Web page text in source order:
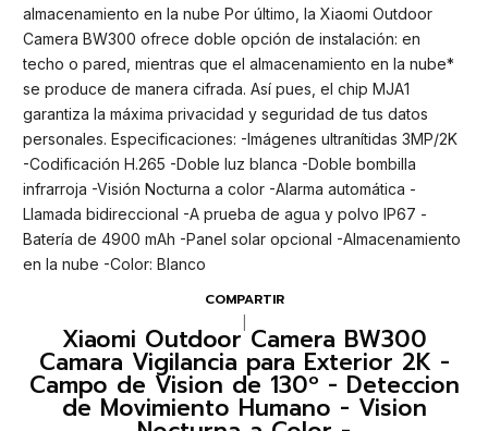
almacenamiento en la nube Por último, la Xiaomi Outdoor
Camera BW300 ofrece doble opción de instalación: en
techo o pared, mientras que el almacenamiento en la nube*
se produce de manera cifrada. Así pues, el chip MJA1
garantiza la máxima privacidad y seguridad de tus datos
personales. Especificaciones: -Imágenes ultranítidas 3MP/2K
-Codificación H.265 -Doble luz blanca -Doble bombilla
infrarroja -Visión Nocturna a color -Alarma automática -
Llamada bidireccional -A prueba de agua y polvo IP67 -
Batería de 4900 mAh -Panel solar opcional -Almacenamiento
en la nube -Color: Blanco
COMPARTIR
Xiaomi Outdoor Camera BW300
Camara Vigilancia para Exterior 2K -
Campo de Vision de 130º - Deteccion
de Movimiento Humano - Vision